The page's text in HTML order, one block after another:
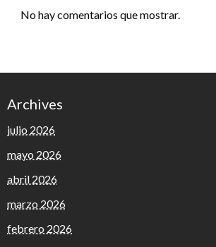
No hay comentarios que mostrar.
Archives
julio 2026
mayo 2026
abril 2026
marzo 2026
febrero 2026